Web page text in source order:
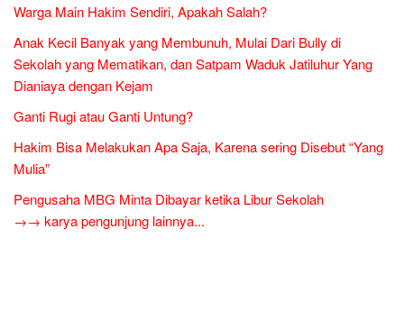
Warga Main Hakim Sendiri, Apakah Salah?
Anak Kecil Banyak yang Membunuh, Mulai Dari Bully di
Sekolah yang Mematikan, dan Satpam Waduk Jatiluhur Yang
Dianiaya dengan Kejam
Ganti Rugi atau Ganti Untung?
Hakim Bisa Melakukan Apa Saja, Karena sering Disebut “Yang
Mulia”
Pengusaha MBG Minta Dibayar ketika Libur Sekolah
→→ karya pengunjung lainnya...